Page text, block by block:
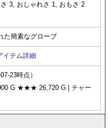
3, おしゃれさ 1, おもさ 2
た簡素なグローブ
イテム詳細
23時点）
G ★★★ 26,720 G | チャー